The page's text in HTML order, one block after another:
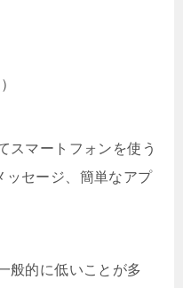
スマートフォンを使う
ッセージ、簡単なアプ
般的に低いことが多